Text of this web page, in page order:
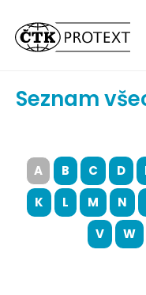
Seznam
A B C D
K
L M N
V
W